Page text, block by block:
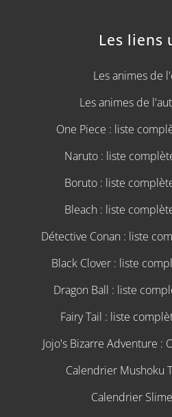
Les liens
Les animes de
Les animes de
One Piece : liste
Naruto : liste
Boruto : liste
Bleach : liste
Détective Conan : liste
Black Clover : liste
Dragon Ball : liste
Fairy Tail : liste
Jojo's Bizarre Adventure :
Calendrier Mushoku
Calendrier